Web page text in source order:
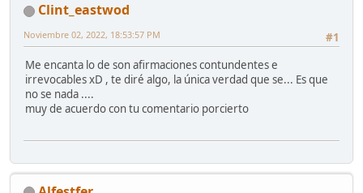
Clint_eastwod
#1
Noviembre 02, 2022, 18:53:57 PM
Me encanta lo de son afirmaciones contundentes e
irrevocables xD , te diré algo, la única verdad que se... Es que
no se nada ....
muy de acuerdo con tu comentario porcierto